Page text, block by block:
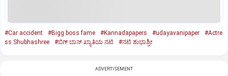
#Car accident #Bigg boss fame #Kannadapapers #udayavanipaper
#Actre
ss Shubhashree
#ಬಿಗ್‌ ಬಾಸ್‌ ಖ್ಯಾತಿಯ ನಟಿ #ನಟಿ ಶುಭಾಶ್ರೀ
ADVERTISEMENT